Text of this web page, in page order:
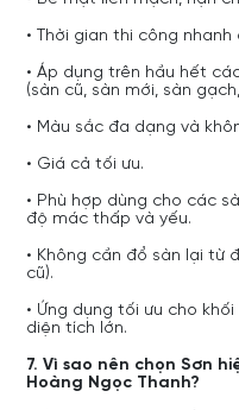
• Thời gian thi công nhanh
• Áp dụng trên hầu hết
(sàn cũ, sàn mới, sàn gạch,
• Màu sắc đa dạng và
• Giá cả tối ưu.
• Phù hợp dùng cho các
độ mác thấp và yếu.
• Không cần đổ sàn lại từ
cũ).
• Ứng dụng tối ưu cho
diện tích lớn.
7. Vì sao nên chọn Sơn
Hoàng Ngọc Thanh?